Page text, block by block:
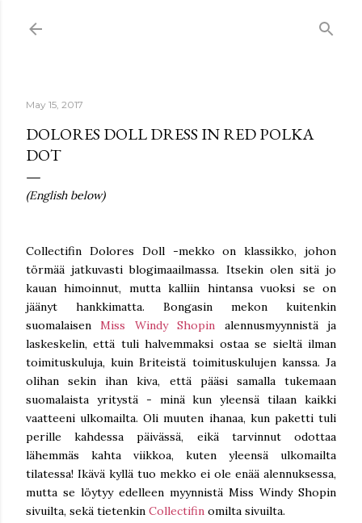
May 15, 2017
DOLORES DOLL DRESS IN RED POLKA
DOT
(English below)
Collectifin Dolores Doll -mekko on klassikko, johon
törmää jatkuvasti blogimaailmassa. Itsekin olen sitä jo
kauan himoinnut, mutta kalliin hintansa vuoksi se on
jäänyt hankkimatta. Bongasin mekon kuitenkin
suomalaisenMiss Windy Shopin alennusmyynnistä ja
laskeskelin, että tuli halvemmaksi ostaa se sieltä ilman
toimituskuluja, kuin Briteistä toimituskulujen kanssa. Ja
olihan sekin ihan kiva, että pääsi samalla tukemaan
suomalaista yritystä - minä kun yleensä tilaan kaikki
vaatteeni ulkomailta. Oli muuten ihanaa, kun paketti tuli
perille kahdessa päivässä, eikä tarvinnut odottaa
lähemmäs kahta viikkoa, kuten yleensä ulkomailta
tilatessa! Ikävä kyllä tuo mekko ei ole enää alennuksessa,
mutta se löytyy edelleen myynnistä Miss Windy Shopin
sivuilta, sekä tietenkin Collectifin omilta sivuilta.